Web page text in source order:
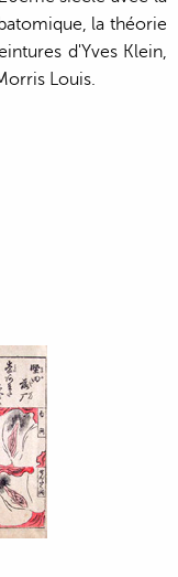
la théorie
d'Yves Klein,
Louis.